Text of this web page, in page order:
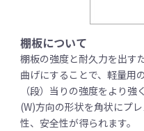
棚板について
棚板の強度と耐久力を出す
曲げにすることで、軽量用
（段）当りの強度をより
(W)方向の形状を角状にプ
性、安全性が得られます。